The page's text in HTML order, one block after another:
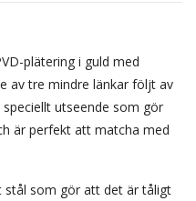
plätering i guld med
av tre mindre länkar följt av
utseende som gör
är perfekt att matcha med
stål som gör att det är tåligt